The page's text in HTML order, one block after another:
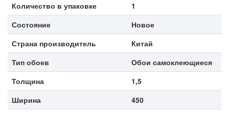
Количество в упаковке
1
Состояние
Новое
Страна производитель
Китай
Тип обоев
Обои самоклеющиеся
Толщина
1,5
Ширина
450